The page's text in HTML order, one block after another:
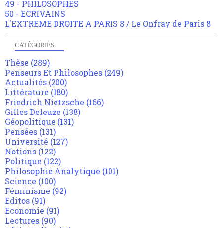
49 - PHILOSOPHES
50 - ECRIVAINS
L'EXTREME DROITE A PARIS 8 / Le Onfray de Paris 8
CATÉGORIES
Thèse (289)
Penseurs Et Philosophes (249)
Actualités (200)
Littérature (180)
Friedrich Nietzsche (166)
Gilles Deleuze (138)
Géopolitique (131)
Pensées (131)
Université (127)
Notions (122)
Politique (122)
Philosophie Analytique (101)
Science (100)
Féminisme (92)
Editos (91)
Economie (91)
Lectures (90)